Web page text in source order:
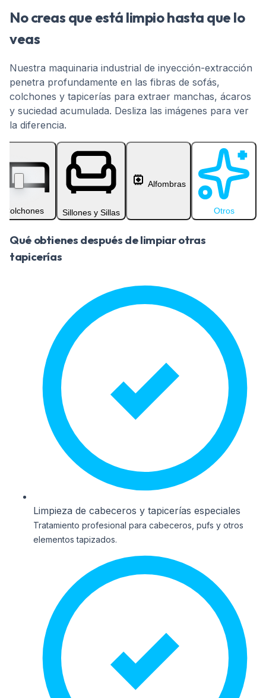
No creas que está limpio hasta que lo
veas
Nuestra maquinaria industrial de inyección-extracción
penetra profundamente en las fibras de sofás,
colchones y tapicerías para extraer manchas, ácaros
y suciedad acumulada. Desliza las imágenes para ver
la diferencia.
Colchones Sillones y Sillas
Alfombras
Otros
Qué obtienes después de limpiar otras
tapicerías
Limpieza de cabeceros y tapicerías especiales
Tratamiento profesional para cabeceros, pufs y otros
elementos tapizados.